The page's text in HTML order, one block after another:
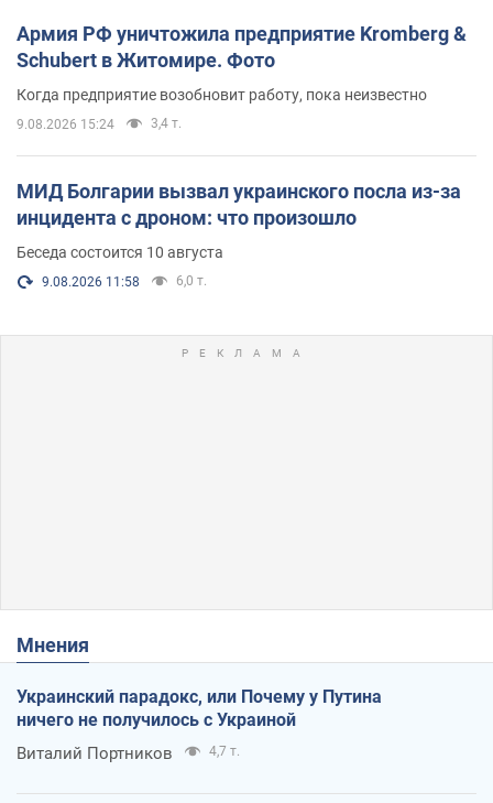
Армия РФ уничтожила предприятие Kromberg &
Schubert в Житомире. Фото
Когда предприятие возобновит работу, пока неизвестно
9.08.2026 15:24 3,4 т.
МИД Болгарии вызвал украинского посла из-за
инцидента с дроном: что произошло
Беседа состоится 10 августа
9.08.2026 11:58 6,0 т.
Мнения
Украинский парадокс, или Почему у Путина
ничего не получилось с Украиной
Виталий Портников 4,7 т.